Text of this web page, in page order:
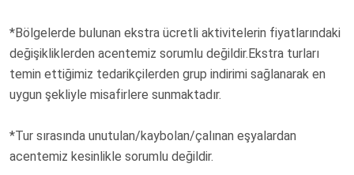
*Bölgelerde bulunan ekstra ücretli aktivitelerin fiyatlarındaki
değişikliklerden acentemiz sorumlu değildir.Ekstra turları
temin ettiğimiz tedarikçilerden grup indirimi sağlanarak en
uygun şekliyle misafirlere sunmaktadır.
*Tur sırasında unutulan/kaybolan/çalınan eşyalardan
acentemiz kesinlikle sorumlu değildir.